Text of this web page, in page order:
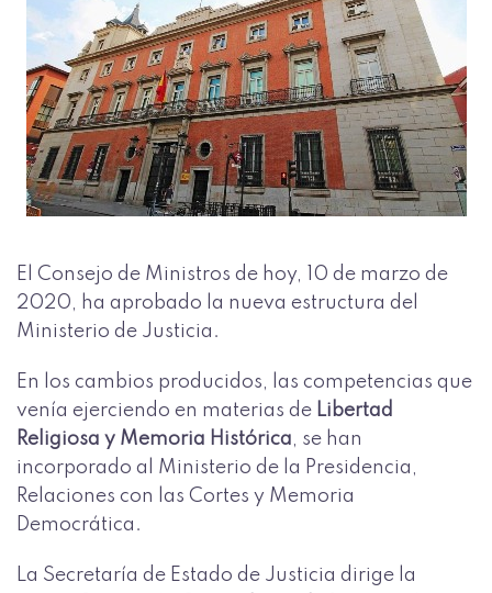
El Consejo de Ministros de hoy, 10 de marzo de
2020, ha aprobado la nueva estructura del
Ministerio de Justicia.
En los cambios producidos, las competencias que
venía ejerciendo en materias de Libertad
Religiosa y Memoria Histórica, se han
incorporado al Ministerio de la Presidencia,
Relaciones con las Cortes y Memoria
Democrática.
La Secretaría de Estado de Justicia dirige la